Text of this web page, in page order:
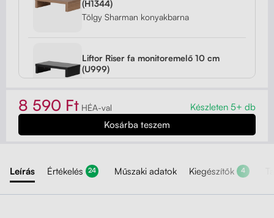
(H1344)
Tölgy Sharman konyakbarna
Liftor Riser fa monitoremelő 10 cm
(U999)
Liftor Riser fa monitoremelő 10 cm
(H3734)
8 590 Ft HÉA-val Készleten 5+ db
Leírás Értékelés 24 Műszaki adatok Kiegészítők 4